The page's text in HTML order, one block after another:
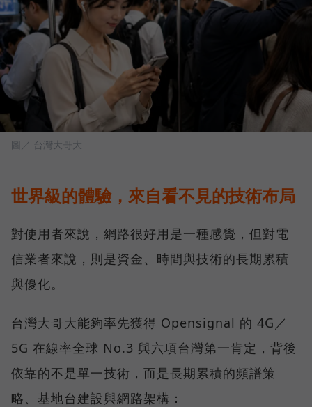
圖／ 台灣大哥大
世界級的體驗，來自看不見的技術布局
對使用者來說，網路很好用是一種感覺，但對電
信業者來說，則是資金、時間與技術的長期累積
與優化。
台灣大哥大能夠率先獲得 Opensignal 的 4G／
5G 在線率全球 No.3 與六項台灣第一肯定，背後
依靠的不是單一技術，而是長期累積的頻譜策
略、基地台建設與網路架構：